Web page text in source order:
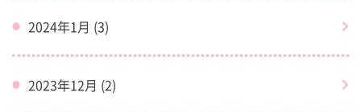
2024年1月 (3)
2023年12月 (2)